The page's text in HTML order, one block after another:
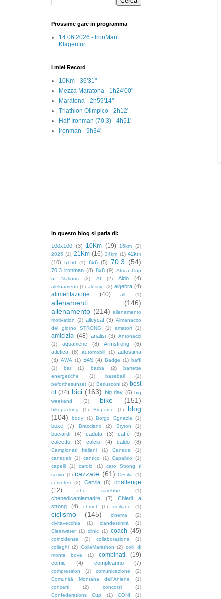
Prossime gare in programma
14.06.2026 - IronMan
Klagenfurt
I miei Record
10Km - 36'31"
Mezza Maratona - 1h24'00"
Maratona - 2h59'14"
Triathlon Olimpico - 2h12'
Half Ironman (70.3) - 4h51'
Ironman - 9h34'
in questo blog si parla di:
100x100 (3) 10Km (19) 15km
(2)
2025 (1) 21Km (16) 34km (1) 42km
(10)
5150 (1) 6x6 (5) 70.3 (54)
70.3 ironman (8) 8x8 (9) Africa Cup
of Nations
(2) AI (2) Aldo (4)
alelnamenti (1) alessio (2) algebra (4)
alimentazione (40) all (1)
allenamenti
(146)
allenamento (214) allenamento
motivation (2) alleycat (3) Almanacco
del giorno STRONG
(1) amatori (1)
amicizia (48) analisi (3)
Antonacci
(1)
aquaniene (8) Armstrong
(6)
atletica (8) automobili (1) autostima
(3) AWA (1) B4S (4) Badge (1) baffi
(1)
bar (1) barba (2)
barrette
energetiche
(1) baseball
(1)
beforthesunset (1) Berlusconi (2) best
of (34) bici (163) big day (6) big
weekend
(2) bike (151)
bikepacking (1) Bioparco (1)
blog
(104)
body (1) Borgo Egnazia (1)
boxe (7) Bracciano (2) Bryton (1)
buciardi (4) caduta (3) caffè
(3)
calcetto
(3) calcio (4) caldo (8)
Campionati Italiani (1) Canada
(1)
canadair (1) cantico (1) Capalbio
(1)
capelli
(1) cardio (1)
caro Strong ti
scrivo (1) cazzate (61) Cecilia (1)
cerveteri
(2) Cervia (8)
challenge
(12)
che sarebbe (1)
chenedicemiamadre (7)
Chiedi a
strong
(4) chmet (1) ciciliano (1)
ciclismo (145) cinema
(2)
civitavecchia
(1) clandestinità
(1)
Clearwater (1) clinic (1) coach (45)
coincidenze (2) collaborazione
(1)
colleghi (2) ColleMarathon (2) colli di
monte bove
(1) combinati (19)
comic (4) compleanno (7)
compression (1) comunicazione
(2)
Comunità Montana dell'Aniene
(1)
concerti
(2) concorsi
(1)
Confederations Cup
(1) CONI (1)